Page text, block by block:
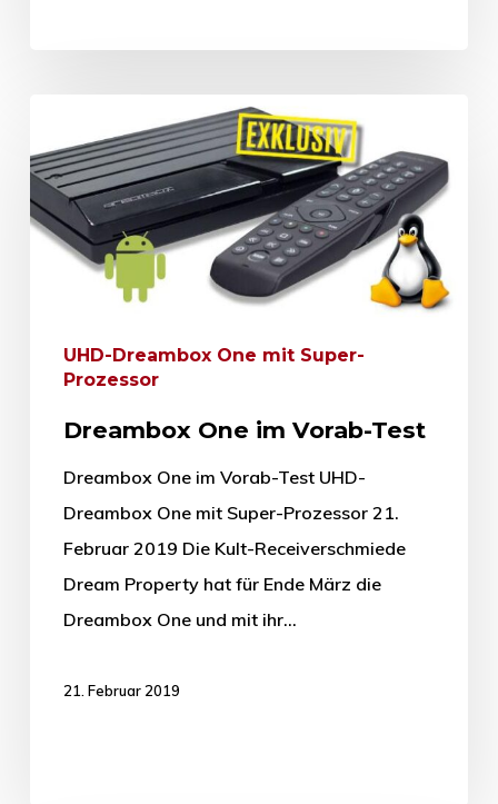
UHD-Dreambox One mit Super-
Prozessor
Dreambox One im Vorab-Test
Dreambox One im Vorab-Test UHD-
Dreambox One mit Super-Prozessor 21.
Februar 2019 Die Kult-Receiverschmiede
Dream Property hat für Ende März die
Dreambox One und mit ihr…
21. Februar 2019